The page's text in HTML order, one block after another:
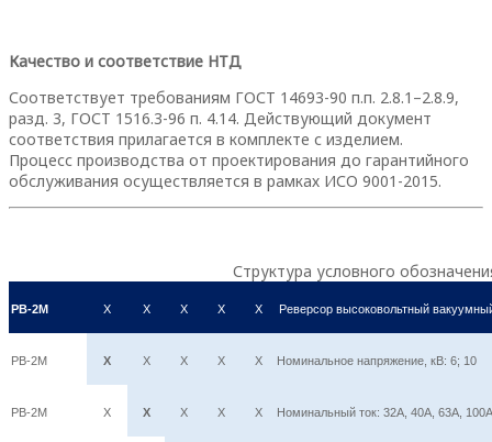
Качество и соответствие НТД
Соответствует требованиям ГОСТ 14693-90 п.п. 2.8.1–2.8.9,
разд. 3, ГОСТ 1516.3-96 п. 4.14. Действующий документ
соответствия прилагается в комплекте с изделием.
Процесс производства от проектирования до гарантийного
обслуживания осуществляется в рамках ИСО 9001-2015.
Структура условного
РВ-2М Х Х Х Х Х Реверсор высоковольтный
РВ-2М Х Х Х Х Х Номинальное напряжение, кВ: 6; 10
РВ-2М Х Х Х Х Х Номинальный ток: 32А, 40А, 63А,